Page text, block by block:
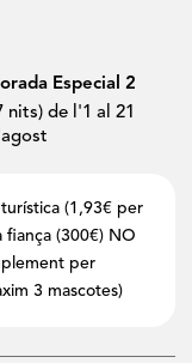
Especial 2
nits) de l'1 al 21
(1,93€ per
fiança (300€) NO
per
3 mascotes)